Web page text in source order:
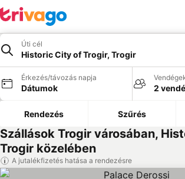
Úti cél
Historic City of Trogir, Trogir
Érkezés/távozás napja
Dátumok 2
Rendezés Szűrés
Szállások Trogir városában,
Trogir közelében
A jutalékfizetés hatása a rendezésre